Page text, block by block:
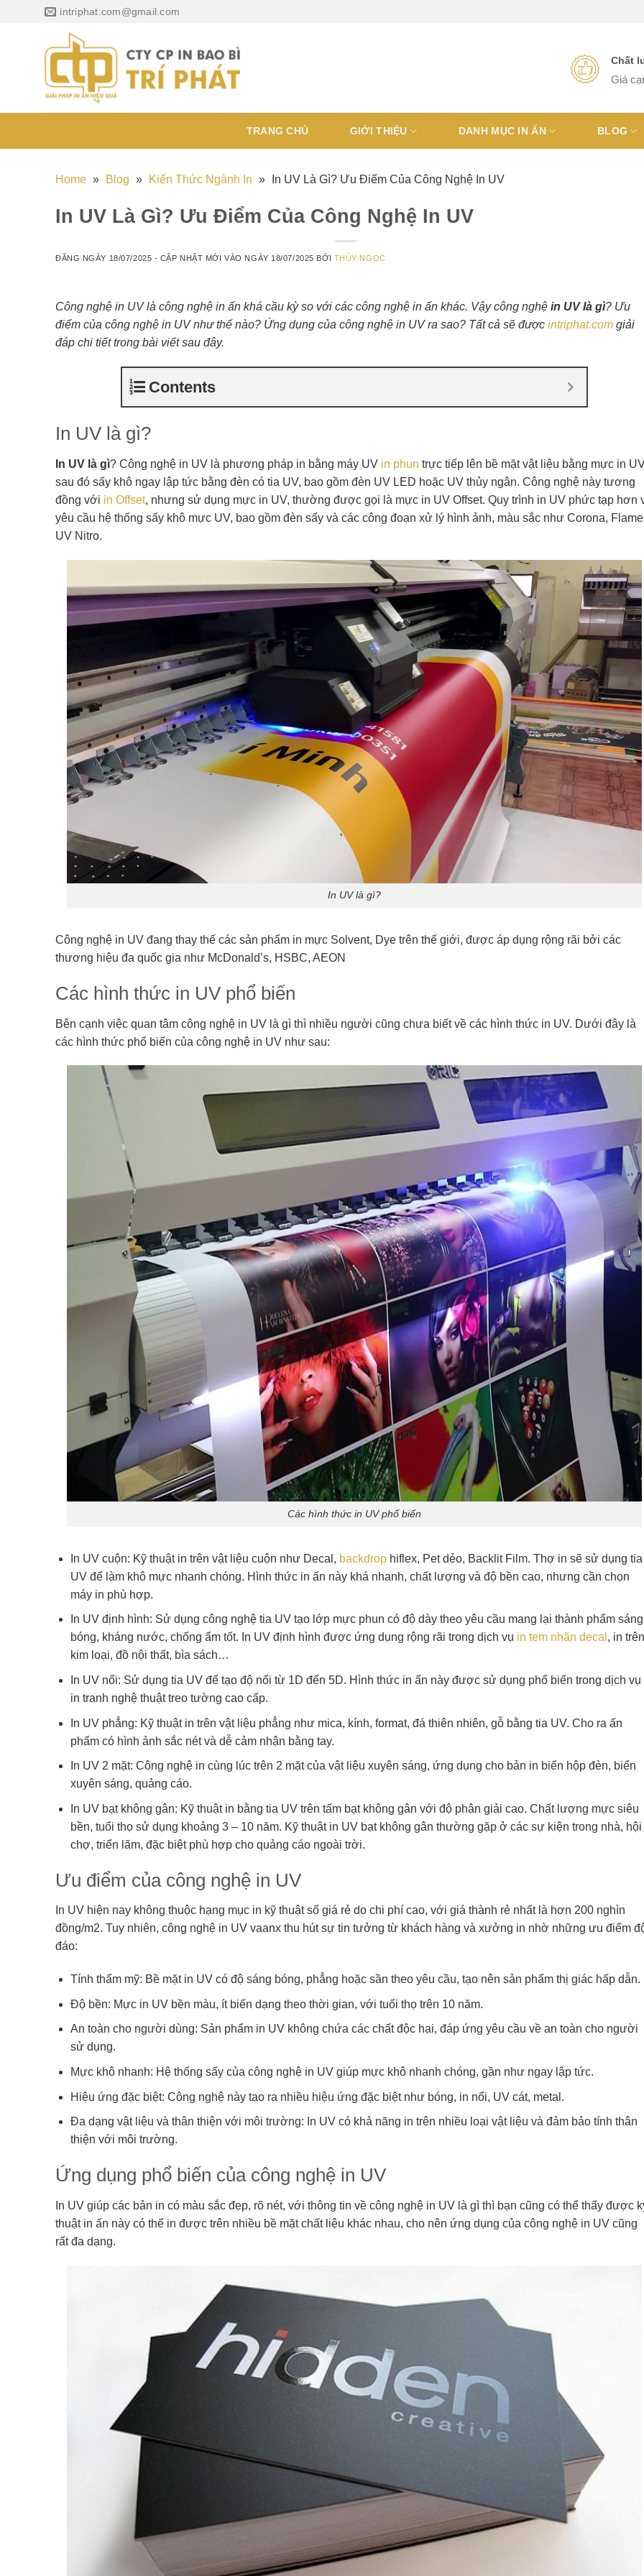
intriphat.com@gmail.com
Chất
Giá
TRANG CHỦ GIỚI THIỆU DANH MỤC IN ẤN BLOG
Home » Blog » Kiến Thức Ngành In » In UV Là Gì? Ưu Điểm Của Công Nghệ In UV
In UV Là Gì? Ưu Điểm Của Công Nghệ In UV
ĐĂNG NGÀY 18/07/2025 - CẬP NHẬT MỚI VÀO NGÀY 18/07/2025 BỞI THÚY NGỌC
Công nghệ in UV là công nghệ in ấn khá cầu kỳ so với các công nghệ in ấn khác. Vậy công nghệ in UV là gì? Ưu
điểm của công nghệ in UV như thế nào? Ứng dụng của công nghệ in UV ra sao? Tất cả sẽ được intriphat.com giải
đáp chi tiết trong bài viết sau đây.
Contents
In UV là gì?
In UV là gì? Công nghệ in UV là phương pháp in bằng máy UV in phun trực tiếp lên bề mặt vật liệu bằng mực in
sau đó sấy khô ngay lập tức bằng đèn có tia UV, bao gồm đèn UV LED hoặc UV thủy ngân. Công nghệ này tương
đồng với in Offset, nhưng sử dụng mực in UV, thường được gọi là mực in UV Offset. Quy trình in UV phức tạp hơn
yêu cầu hệ thống sấy khô mực UV, bao gồm đèn sấy và các công đoạn xử lý hình ảnh, màu sắc như Corona,
UV Nitro.
In UV là gì?
Công nghệ in UV đang thay thế các sản phẩm in mực Solvent, Dye trên thế giới, được áp dụng rộng rãi bởi các
thương hiệu đa quốc gia như McDonald’s, HSBC, AEON
Các hình thức in UV phổ biến
Bên cạnh việc quan tâm công nghệ in UV là gì thì nhiều người cũng chưa biết về các hình thức in UV. Dưới đây là
các hình thức phổ biến của công nghệ in UV như sau:
Các hình thức in UV phổ biến
In UV cuộn: Kỹ thuật in trên vật liệu cuộn như Decal, backdrophiflex, Pet dẻo, Backlit Film. Thợ in sẽ sử dụng tia
UV để làm khô mực nhanh chóng. Hình thức in ấn này khá nhanh, chất lượng và độ bền cao, nhưng cần chọn
máy in phù hợp.
In UV định hình: Sử dụng công nghệ tia UV tạo lớp mực phun có độ dày theo yêu cầu mang lại thành phẩm sáng
bóng, kháng nước, chống ẩm tốt. In UV định hình được ứng dụng rộng rãi trong dịch vụ in tem nhãn decal , in trên
kim loại, đồ nội thất, bìa sách…
In UV nổi: Sử dụng tia UV để tạo độ nổi từ 1D đến 5D. Hình thức in ấn này được sử dụng phổ biến trong dịch vụ
in tranh nghệ thuật treo tường cao cấp.
In UV phẳng: Kỹ thuật in trên vật liệu phẳng như mica, kính, format, đá thiên nhiên, gỗ bằng tia UV. Cho ra ấn
phẩm có hình ảnh sắc nét và dễ cảm nhận bằng tay.
In UV 2 mặt: Công nghệ in cùng lúc trên 2 mặt của vật liệu xuyên sáng, ứng dụng cho bản in biển hộp đèn, biển
xuyên sáng, quảng cáo.
In UV bạt không gân: Kỹ thuật in bằng tia UV trên tấm bạt không gân với độ phân giải cao. Chất lượng mực siêu
bền, tuổi thọ sử dụng khoảng 3 – 10 năm. Kỹ thuật in UV bạt không gân thường gặp ở các sự kiện trong nhà, hội
chợ, triển lãm, đặc biệt phù hợp cho quảng cáo ngoài trời.
Ưu điểm của công nghệ in UV
In UV hiện nay không thuộc hạng mục in kỹ thuật số giá rẻ do chi phí cao, với giá thành rẻ nhất là hơn 200 nghìn
đồng/m2. Tuy nhiên, công nghệ in UV vaanx thu hút sự tin tưởng từ khách hàng và xưởng in nhờ những ưu điểm
đáo:
Tính thẩm mỹ: Bề mặt in UV có độ sáng bóng, phẳng hoặc sần theo yêu cầu, tạo nên sản phẩm thị giác hấp dẫn.
Độ bền: Mực in UV bền màu, ít biến dạng theo thời gian, với tuổi thọ trên 10 năm.
An toàn cho người dùng: Sản phẩm in UV không chứa các chất độc hại, đáp ứng yêu cầu về an toàn cho người
sử dụng.
Mực khô nhanh: Hệ thống sấy của công nghệ in UV giúp mực khô nhanh chóng, gần như ngay lập tức.
Hiệu ứng đặc biệt: Công nghệ này tạo ra nhiều hiệu ứng đặc biệt như bóng, in nổi, UV cát, metal.
Đa dạng vật liệu và thân thiện với môi trường: In UV có khả năng in trên nhiều loại vật liệu và đảm bảo tính thân
thiện với môi trường.
Ứng dụng phổ biến của công nghệ in UV
In UV giúp các bản in có màu sắc đẹp, rõ nét, với thông tin về công nghệ in UV là gì thì bạn cũng có thể thấy được
thuật in ấn này có thể in được trên nhiều bề mặt chất liệu khác nhau, cho nên ứng dụng của công nghệ in UV cũng
rất đa dạng.